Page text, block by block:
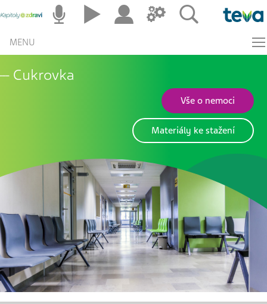
MENU
Cukrovka
Vše o nemoci
Materiály ke stažení